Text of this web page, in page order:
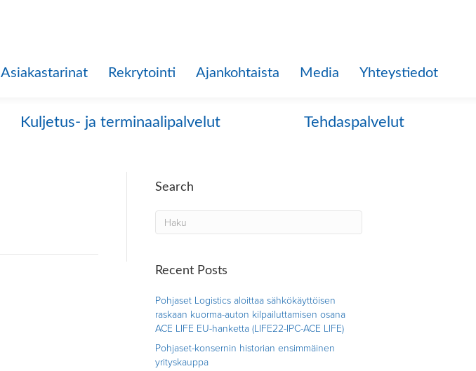
Asiakastarinat Rekrytointi Ajankohtaista Media Yhteystiedot
Kuljetus- ja terminaalipalvelut Tehdaspalvelut
Search
Recent Posts
Pohjaset Logistics aloittaa sähkökäyttöisen
raskaan kuorma-auton kilpailuttamisen osana
ACE LIFE EU-hanketta (LIFE22-IPC-ACE LIFE)
Pohjaset-konsernin historian ensimmäinen
yrityskauppa